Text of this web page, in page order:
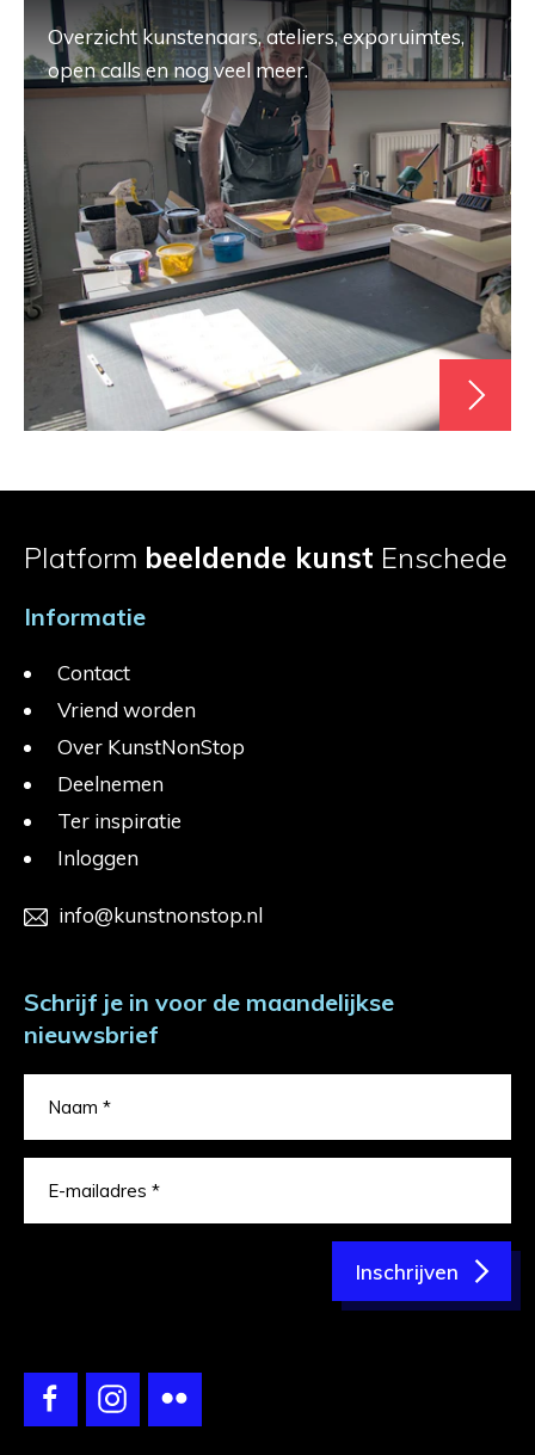
Overzicht kunstenaars, ateliers, exporuimtes,
open calls en nog veel meer.
Platform beeldende kunst Enschede
Informatie
Contact
Vriend worden
Over KunstNonStop
Deelnemen
Ter inspiratie
Inloggen
info@kunstnonstop.nl
Schrijf je in voor de maandelijkse
nieuwsbrief
Inschrijven